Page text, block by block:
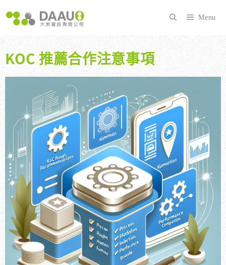
至
內
Menu
KOC 推薦合作注意事項